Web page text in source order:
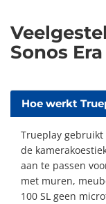
Sonos
Hoe werkt
Trueplay gebruikt
de
aan te passen
met muren,
100 SL geen